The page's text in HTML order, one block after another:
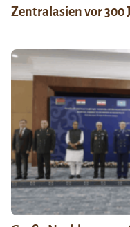
Zentralasien vor 300